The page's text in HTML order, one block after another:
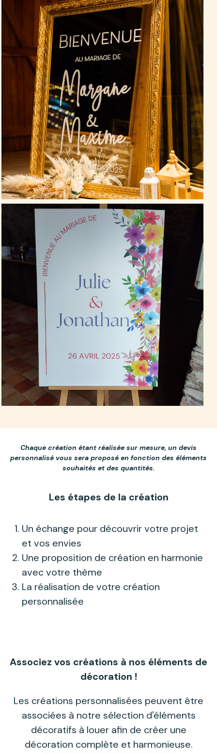
Chaque création étant réalisée sur mesure, un devis
personnalisé vous sera proposé en fonction des éléments
souhaités et des quantités.
Les étapes de la création
Un échange pour découvrir votre projet
et vos envies
Une proposition de création en harmonie
avec votre thème
La réalisation de votre création
personnalisée
Associez vos créations à nos éléments de
décoration !
Les créations personnalisées peuvent être
associées à notre sélection d'éléments
décoratifs à louer afin de créer une
décoration complète et harmonieuse.